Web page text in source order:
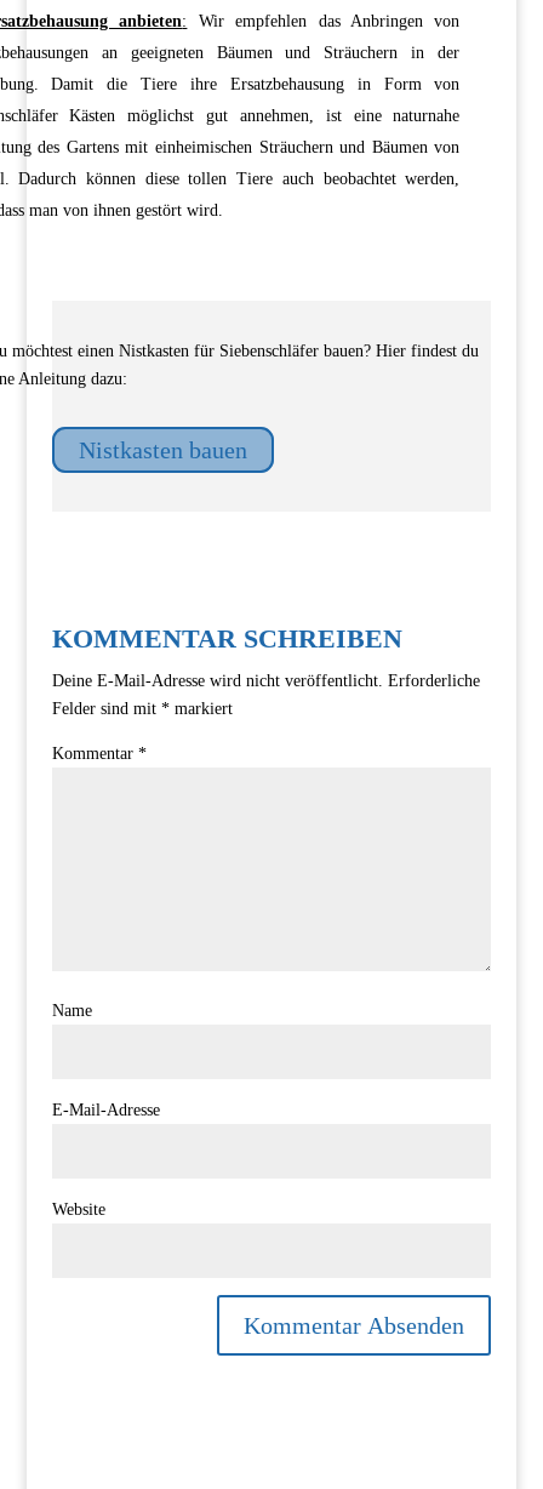
anbieten: Wir empfehlen das Anbringen von
an geeigneten Bäumen und Sträuchern in der
Damit die Tiere ihre Ersatzbehausung in Form von
Kästen möglichst gut annehmen, ist eine naturnahe
des Gartens mit einheimischen Sträuchern und Bäumen von
Dadurch können diese tollen Tiere auch beobachtet werden,
man von ihnen gestört wird.
möchtest einen Nistkasten für Siebenschläfer bauen? Hier findest du
Anleitung dazu:
Nistkasten bauen
KOMMENTAR SCHREIBEN
Deine E-Mail-Adresse wird nicht veröffentlicht. Erforderliche
Felder sind mit *markiert
Kommentar *
Name
E-Mail-Adresse
Website